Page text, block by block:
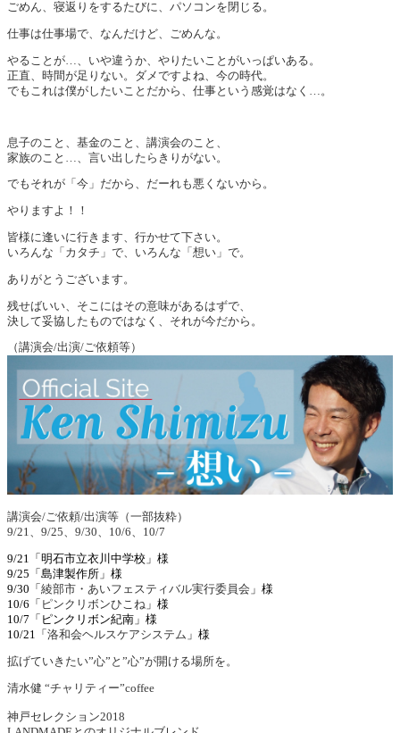
ごめん、寝返りをするたびに、パソコンを閉じる。
仕事は仕事場で、なんだけど、ごめんな。
やることが…、いや違うか、やりたいことがいっぱいある。
正直、時間が足りない。ダメですよね、今の時代。
でもこれは僕がしたいことだから、仕事という感覚はなく…。
息子のこと、基金のこと、講演会のこと、
家族のこと…、言い出したらきりがない。
でもそれが「今」だから、だーれも悪くないから。
やりますよ！！
皆様に逢いに行きます、行かせて下さい。
いろんな「カタチ」で、いろんな「想い」で。
ありがとうございます。
残せばいい、そこにはその意味があるはずで、
決して妥協したものではなく、それが今だから。
（講演会/出演/ご依頼等）
講演会/ご依頼/出演等（一部抜粋）
9/21、9/25、9/30、10/6、10/7
9/21「明石市立衣川中学校」様
9/25「島津製作所」様
9/30「 綾部市・あいフェスティバル実行委員会 」様
10/6「 ピンクリボンひこね 」様
10/7「ピンクリボン紀南」様
10/21「 洛和会ヘルスケアシステム 」様
拡げていきたい”心”と”心”が開ける場所を。
清水健 “チャリティー”coffee
神戸セレクション2018